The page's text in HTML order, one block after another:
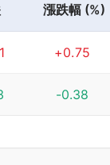
漲跌幅 (%)
+0.75
-0.38